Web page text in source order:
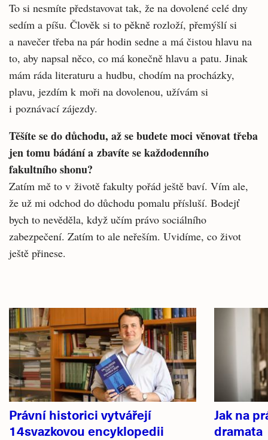
To si nesmíte představovat tak, že na dovo­lené celé dny
sedím a píšu. Člověk si to pěkně rozloží, přemýšlí si
a navečer třeba na pár ho­din sedne a má čistou hlavu na
to, aby napsal něco, co má konečně hlavu a patu. Jinak
mám ráda literaturu a hudbu, chodím na procházky,
plavu, jezdím k moři na dovolenou, užívám si
i poznávací zájezdy.
Těšíte se do důchodu, až se budete moci věnovat třeba
jen tomu bádání a zbavíte se každodenního
fakultního shonu?
Zatím mě to v životě fakulty pořád ještě baví. Vím ale,
že už mi odchod do důchodu pomalu přísluší. Bodejť
bych to nevěděla, když učím právo sociálního
zabezpečení. Zatím to ale ne­řeším. Uvidíme, co život
ještě přinese.
Související
články
Právní historici vytvářejí
14svazkovou encyklopedii
Jak na
dramata